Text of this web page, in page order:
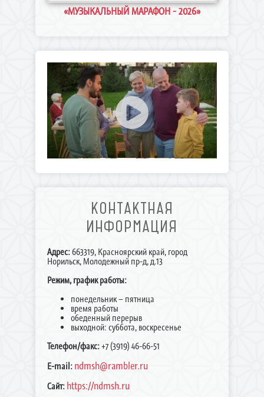
В Норильской детской музыкальной школе
имени М.А. Балакирева новое пополнение
«МУЗЫКАЛЬНЫЙ МАРАФОН - 2026»
КОНТАКТНАЯ
ИНФОРМАЦИЯ
Адрес:663319, Красноярский край, город
Норильск, Молодежный пр-д, д.13
Режим, график работы:
понедельник – пятница
время работы
обеденный перерыв
выходной: суббота, воскресенье
Телефон/факс:+7 (3919) 46-66-51
E-mail: ndmsh@rambler.ru
Сайт: https://ndmsh.ru